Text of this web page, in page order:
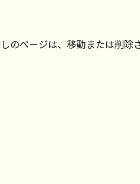
のページは、移動または削除